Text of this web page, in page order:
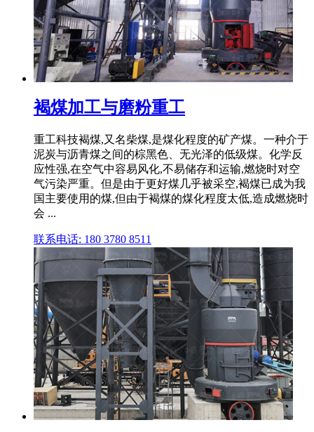
褐煤加工与磨粉重工
重工科技褐煤,又名柴煤,是煤化程度的矿产煤。一种介于
泥炭与沥青煤之间的棕黑色、无光泽的低级煤。化学反
应性强,在空气中容易风化,不易储存和运输,燃烧时对空
气污染严重。但是由于更好煤几乎被采空,褐煤已成为我
国主要使用的煤,但由于褐煤的煤化程度太低,造成燃烧时
会 ...
联系电话: 180 3780 8511